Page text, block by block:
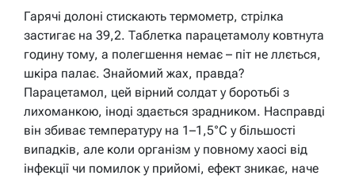
Гарячі долоні стискають термометр, стрілка
застигає на 39,2. Таблетка парацетамолу ковтнута
годину тому, а полегшення немає – піт не ллється,
шкіра палає. Знайомий жах, правда?
Парацетамол, цей вірний солдат у боротьбі з
лихоманкою, іноді здається зрадником. Насправді
він збиває температуру на 1–1,5°C у більшості
випадків, але коли організм у повному хаосі від
інфекції чи помилок у прийомі, ефект зникає, наче